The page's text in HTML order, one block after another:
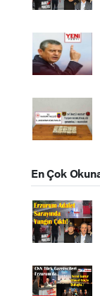
En Çok